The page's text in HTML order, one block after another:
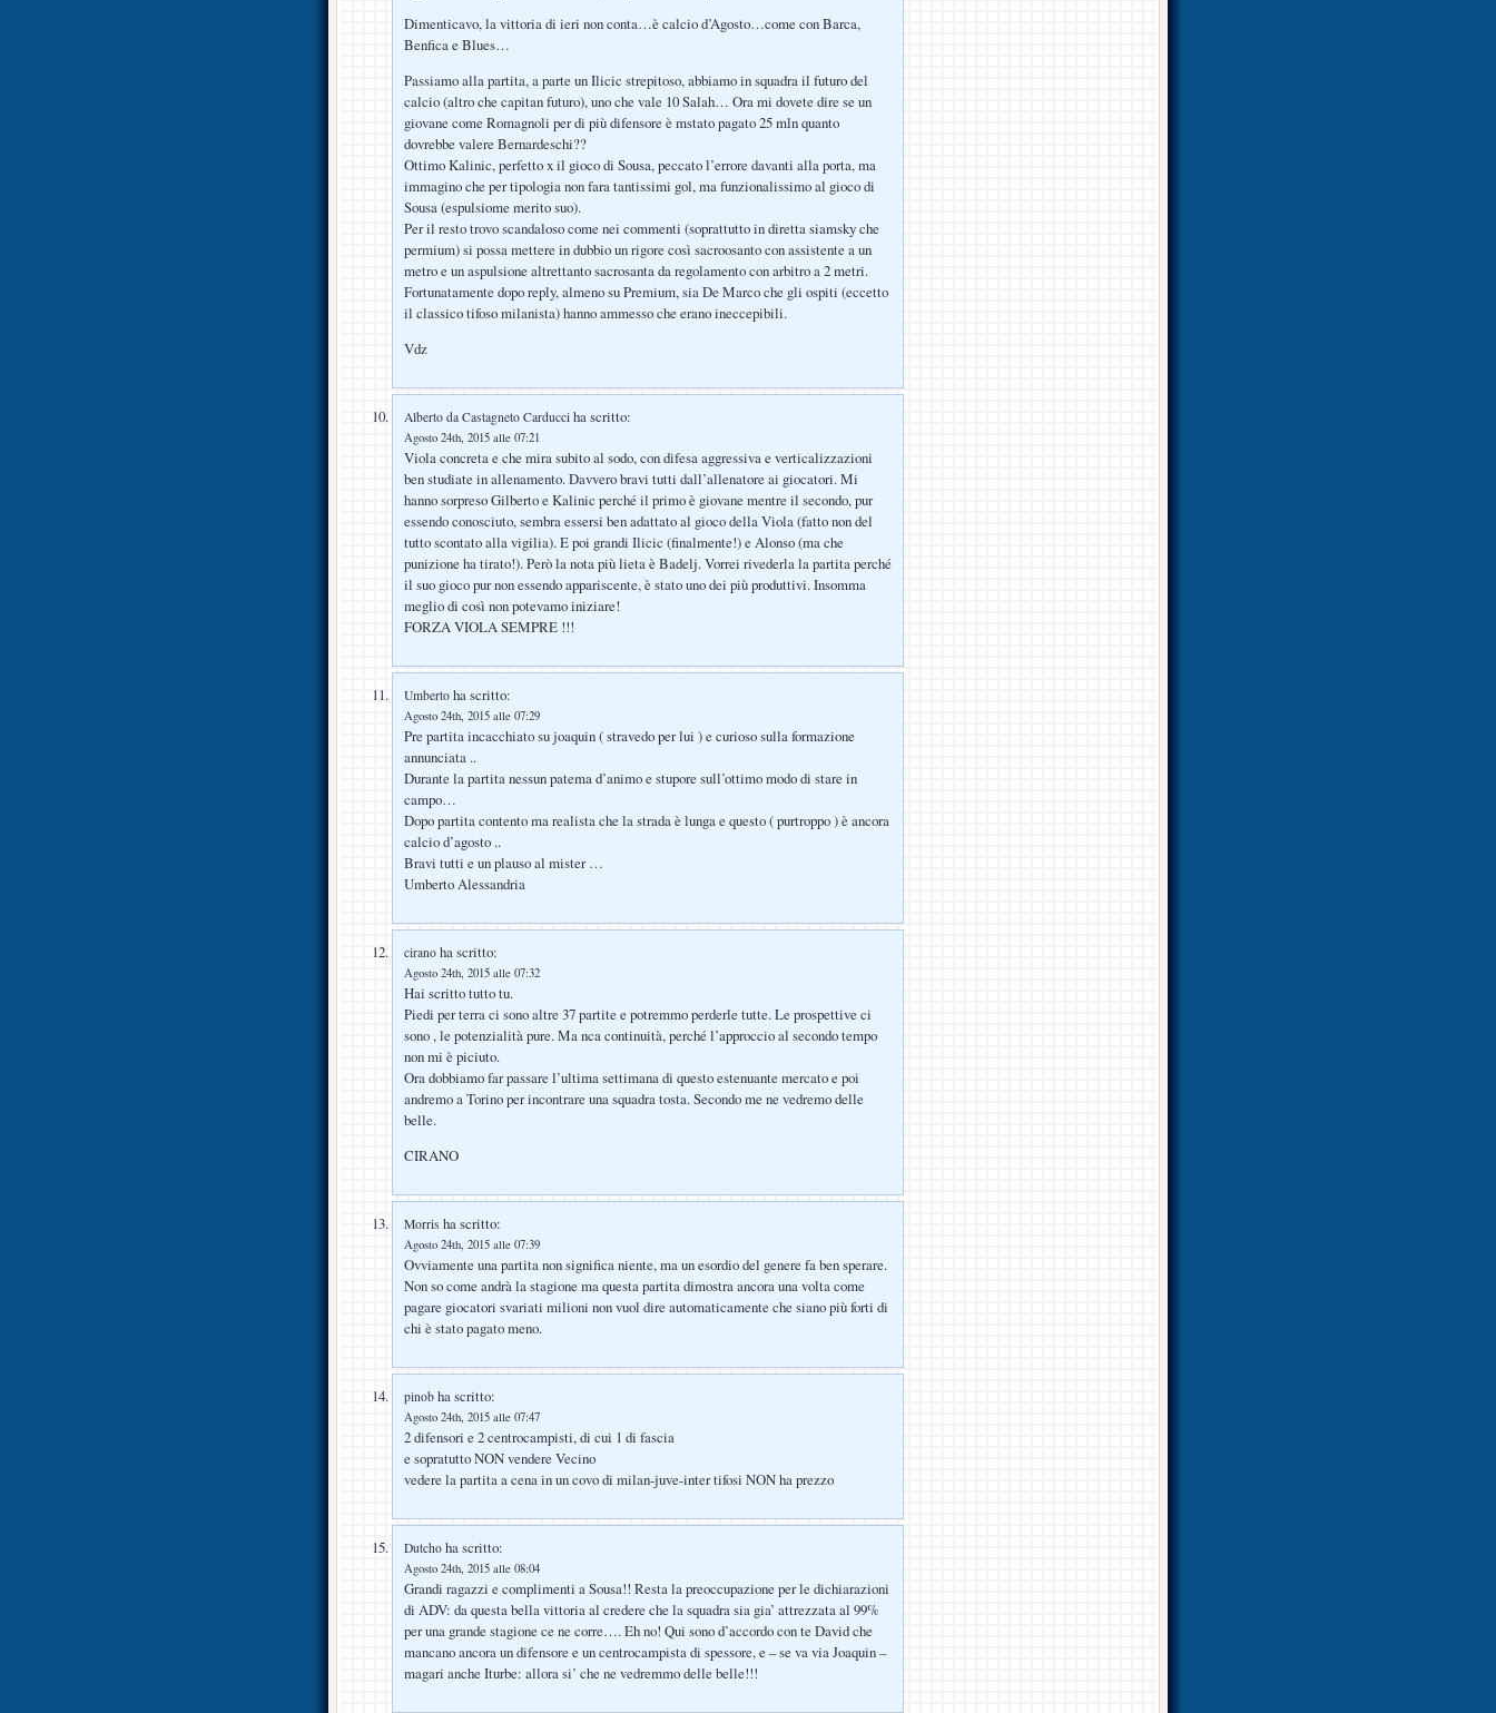
Dimenticavo, la vittoria di ieri non conta…è calcio d’Agosto…come con Barca,
Benfica e Blues…
Passiamo alla partita, a parte un Ilicic strepitoso, abbiamo in squadra il futuro del
calcio (altro che capitan futuro), uno che vale 10 Salah… Ora mi dovete dire se un
giovane come Romagnoli per di più difensore è mstato pagato 25 mln quanto
dovrebbe valere Bernardeschi??
Ottimo Kalinic, perfetto x il gioco di Sousa, peccato l’errore davanti alla porta, ma
immagino che per tipologia non fara tantissimi gol, ma funzionalissimo al gioco di
Sousa (espulsiome merito suo).
Per il resto trovo scandaloso come nei commenti (soprattutto in diretta siamsky che
permium) si possa mettere in dubbio un rigore così sacroosanto con assistente a un
metro e un aspulsione altrettanto sacrosanta da regolamento con arbitro a 2 metri.
Fortunatamente dopo reply, almeno su Premium, sia De Marco che gli ospiti (eccetto
il classico tifoso milanista) hanno ammesso che erano ineccepibili.
Vdz
Alberto da Castagneto Carducci ha scritto:
Agosto 24th, 2015 alle 07:21
Viola concreta e che mira subito al sodo, con difesa aggressiva e verticalizzazioni
ben studiate in allenamento. Davvero bravi tutti dall’allenatore ai giocatori. Mi
hanno sorpreso Gilberto e Kalinic perché il primo è giovane mentre il secondo, pur
essendo conosciuto, sembra essersi ben adattato al gioco della Viola (fatto non del
tutto scontato alla vigilia). E poi grandi Ilicic (finalmente!) e Alonso (ma che
punizione ha tirato!). Però la nota più lieta è Badelj. Vorrei rivederla la partita perché
il suo gioco pur non essendo appariscente, è stato uno dei più produttivi. Insomma
meglio di così non potevamo iniziare!
FORZA VIOLA SEMPRE !!!
Umberto ha scritto:
Agosto 24th, 2015 alle 07:29
Pre partita incacchiato su joaquin ( stravedo per lui ) e curioso sulla formazione
annunciata ..
Durante la partita nessun patema d’animo e stupore sull’ottimo modo di stare in
campo…
Dopo partita contento ma realista che la strada è lunga e questo ( purtroppo ) è ancora
calcio d’agosto ..
Bravi tutti e un plauso al mister …
Umberto Alessandria
cirano ha scritto:
Agosto 24th, 2015 alle 07:32
Hai scritto tutto tu.
Piedi per terra ci sono altre 37 partite e potremmo perderle tutte. Le prospettive ci
sono , le potenzialità pure. Ma nca continuità, perché l’approccio al secondo tempo
non mi è piciuto.
Ora dobbiamo far passare l’ultima settimana di questo estenuante mercato e poi
andremo a Torino per incontrare una squadra tosta. Secondo me ne vedremo delle
belle.
CIRANO
Morris ha scritto:
Agosto 24th, 2015 alle 07:39
Ovviamente una partita non significa niente, ma un esordio del genere fa ben sperare.
Non so come andrà la stagione ma questa partita dimostra ancora una volta come
pagare giocatori svariati milioni non vuol dire automaticamente che siano più forti di
chi è stato pagato meno.
pinob ha scritto:
Agosto 24th, 2015 alle 07:47
2 difensori e 2 centrocampisti, di cui 1 di fascia
e sopratutto NON vendere Vecino
vedere la partita a cena in un covo di milan-juve-inter tifosi NON ha prezzo
Dutcho ha scritto:
Agosto 24th, 2015 alle 08:04
Grandi ragazzi e complimenti a Sousa!! Resta la preoccupazione per le dichiarazioni
di ADV: da questa bella vittoria al credere che la squadra sia gia’ attrezzata al 99%
per una grande stagione ce ne corre…. Eh no! Qui sono d’accordo con te David che
mancano ancora un difensore e un centrocampista di spessore, e – se va via Joaquin –
magari anche Iturbe: allora si’ che ne vedremmo delle belle!!!